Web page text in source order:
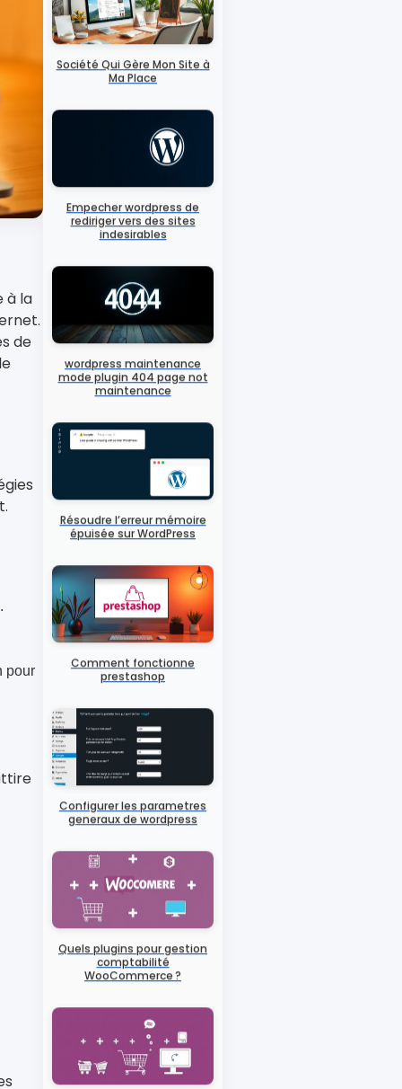
à la
de
pour
Société Qui Gère Mon Site à
Empecher wordpress de
rediriger vers des sites
wordpress maintenance
mode plugin 404 page not
Résoudre l’erreur mémoire
Comment fonctionne
Configurer les parametres
Quels plugins pour gestion
comptabilité